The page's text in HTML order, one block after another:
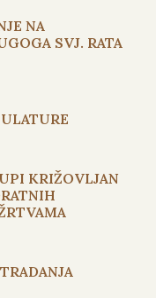
NA
SVJ. RATA
KRIŽOVLJAN